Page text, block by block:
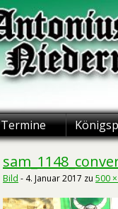
Termine
Bild - 4. Januar 2017 zu 500